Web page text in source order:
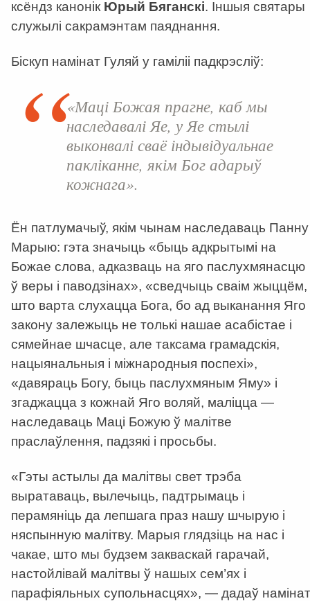
ксёндз канонік Юрый Бяганскі. Іншыя святары
служылі сакрамэнтам паяднання.
Біскуп намінат Гуляй у гаміліі падкрэсліў:
«Маці Божая прагне, каб мы
наследавалі Яе, у Яе стылі
выконвалі сваё індывідуальнае
пакліканне, якім Бог адарыў
кожнага».
Ён патлумачыў, якім чынам наследаваць Панну
Марыю: гэта значыць «быць адкрытымі на
Божае слова, адказваць на яго паслухмянасцю
ў веры і паводзінах», «сведчыць сваім жыццём,
што варта слухацца Бога, бо ад выканання Яго
закону залежыць не толькі нашае асабістае і
сямейнае шчасце, але таксама грамадскія,
нацыянальныя і міжнародныя поспехі»,
«давяраць Богу, быць паслухмяным Яму» і
згаджацца з кожнай Яго воляй, маліцца —
наследаваць Маці Божую ў малітве
праслаўлення, падзякі і просьбы.
«Гэты астылы да малітвы свет трэба
выратаваць, вылечыць, падтрымаць і
перамяніць да лепшага праз нашу шчырую і
няспынную малітву. Марыя глядзіць на нас і
чакае, што мы будзем закваскай гарачай,
настойлівай малітвы ў нашых сем’ях і
парафіяльных супольнасцях», — дадаў